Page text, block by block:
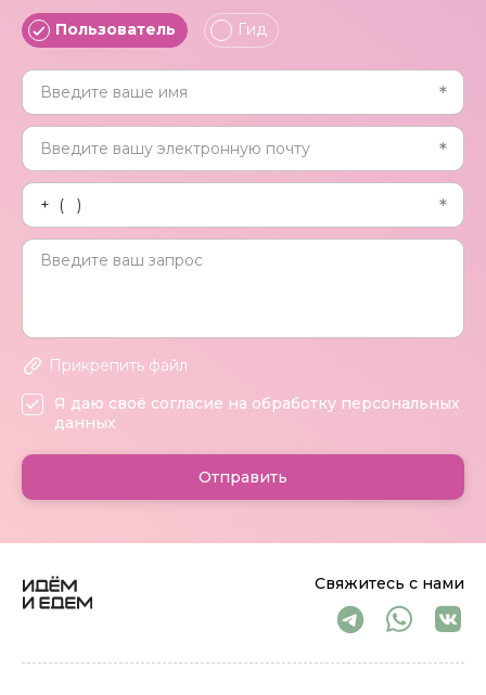
Свяжитесь с нами
Пользователь Гид
Прикрепить файл
Я даю своё согласие на обработку персональных
данных
Отправить